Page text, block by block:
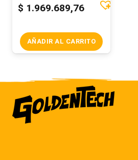
$ 1.969.689,76
AÑADIR AL CARRITO